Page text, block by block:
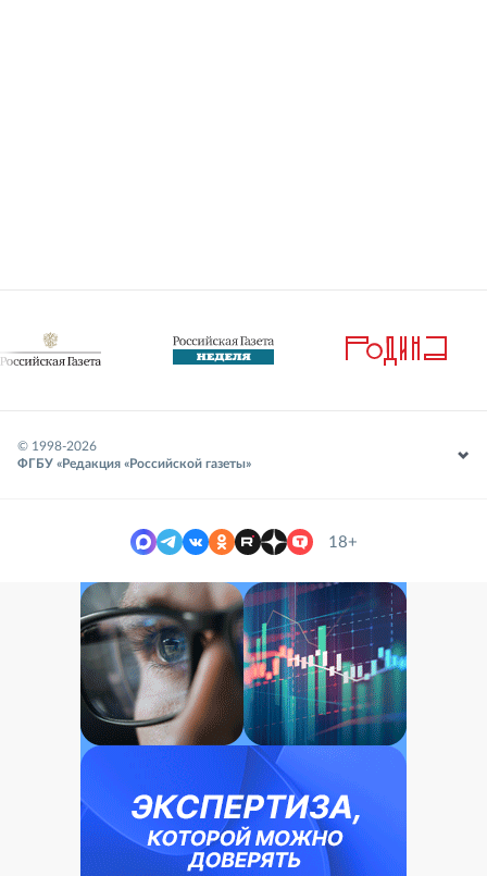
© 1998-2026
ФГБУ «Редакция «Российской газеты»
18+